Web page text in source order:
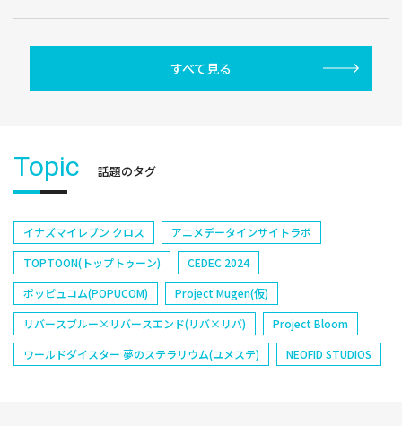
すべて見る
Topic 話題のタグ
イナズマイレブン クロス
アニメデータインサイトラボ
TOPTOON(トップトゥーン)
CEDEC 2024
ポッピュコム(POPUCOM)
Project Mugen(仮)
リバースブルー×リバースエンド(リバ×リバ)
Project Bloom
ワールドダイスター 夢のステラリウム(ユメステ)
NEOFID STUDIOS